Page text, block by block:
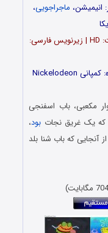
انیمیشن، ماجراجویی،
زبان: دوبله فارسی | مدت: 66 دقیقه | کیفیت: HD | زیرنویس فارسی:
Nickelodeon
مکعبی، باب اسفنجی
که یک غریق نجات بود،
آنجایی که باب شنا بلد